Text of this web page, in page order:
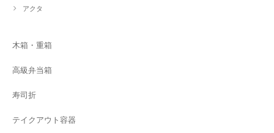
アクタ
木箱・重箱
高級弁当箱
寿司折
テイクアウト容器